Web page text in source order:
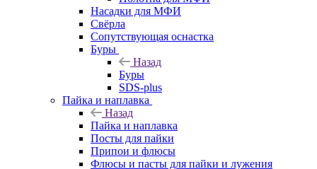
Насадки для МФИ
Свёрла
Сопутствующая оснастка
Буры
Назад
Буры
SDS-plus
Пайка и наплавка
Назад
Пайка и наплавка
Посты для пайки
Припои и флюсы
Флюсы и пасты для пайки и лужения